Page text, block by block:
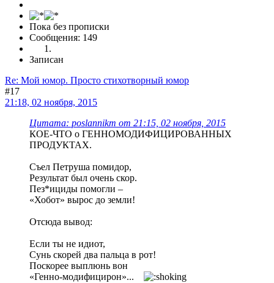
Пока без прописки
Сообщения: 149
Записан
Re: Мой юмор. Просто стихотворный юмор
#17
21:18, 02 ноября, 2015
Цитата: poslannikm от 21:15, 02 ноября, 2015
КОЕ-ЧТО о ГЕННОМОДИФИЦИРОВАННЫХ
ПРОДУКТАХ.
Съел Петруша помидор,
Результат был очень скор.
Пез*ициды помогли –
«Хобот» вырос до земли!
Отсюда вывод:
Если ты не идиот,
Сунь скорей два пальца в рот!
Поскорее выплюнь вон
«Генно-модифицирон»...